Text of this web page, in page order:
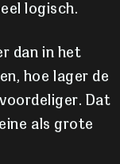
logisch.
dan in het
hoe lager de
Dat
als grote